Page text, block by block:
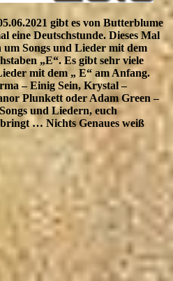
gibt es von Butterblume
eine Deutschstunde. Dieses Mal
um Songs und Lieder mit dem
„E“. Es gibt sehr viele
mit dem „ E“ am Anfang.
– Einig Sein, Krystal –
Plunkett oder Adam Green –
und Liedern, euch
… Nichts Genaues weiß